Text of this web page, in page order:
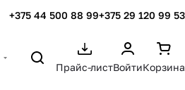
+375 44 500 88 99+375 29 120 99 53
Прайс-листВойтиКорзина